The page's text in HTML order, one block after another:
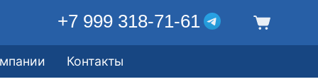
+7 999 318-71-61
Контакты